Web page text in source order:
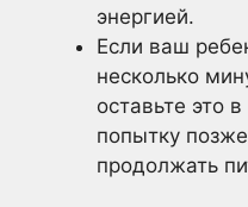
энергией.
Если ваш
несколько
оставьте это
попытку
продолжать